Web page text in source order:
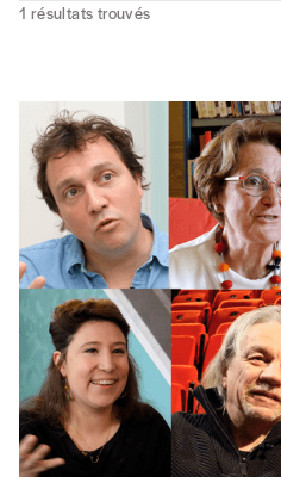
1 résultats trouvés